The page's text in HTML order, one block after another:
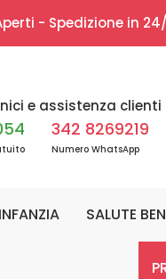
- Spedizione in
e assistenza clienti
342 8269219
Numero WhatsApp
SALUTE